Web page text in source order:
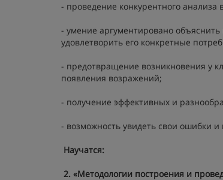
- проведение конкурентного
- умение аргументировано объяснить
удовлетворить его конкретные
- предотвращение возникновения у
появления возражений;
- получение эффективных и
- возможность увидеть свои ошибки
Научатся:
2. «Методологии построения и